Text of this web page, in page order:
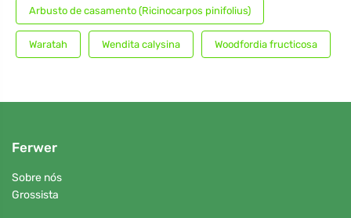
Arbusto de casamento (Ricinocarpos pinifolius)
Waratah Wendita calysina Woodfordia fructicosa
Ferwer
Sobre nós
Grossista